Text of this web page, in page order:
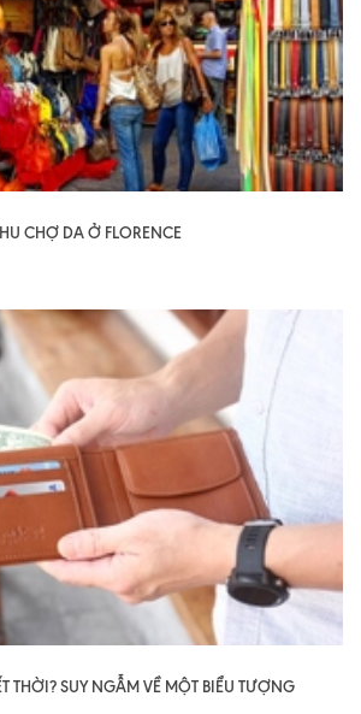
CHỢ DA Ở FLORENCE
THỜI? SUY NGẪM VỀ MỘT BIỂU TƯỢNG